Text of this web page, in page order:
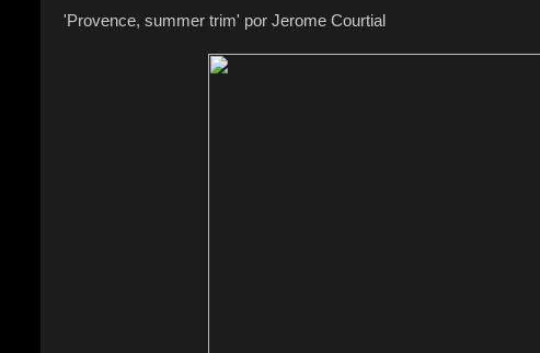
'Provence, summer trim' por Jerome Courtial